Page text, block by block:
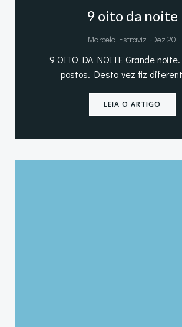
9 oito da noite
Marcelo Estraviz -Dez 20
9 OITO DA NOITE Grande
postos. Desta vez fiz
LEIA O ARTIGO